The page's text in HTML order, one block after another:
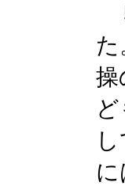
操